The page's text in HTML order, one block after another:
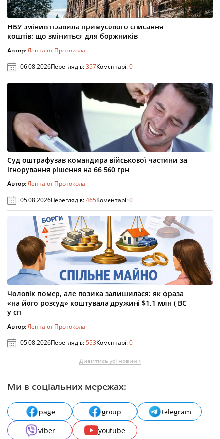
НБУ змінив правила примусового списання
коштів: що зміниться для боржників
Автор:Лента от Протокола
06.08.2026Переглядів:357Коментарі:0
Суд оштрафував командира військової частини за
ігнорування рішення на 66 560 грн
Автор:Лента от Протокола
05.08.2026Переглядів:465Коментарі:0
Чоловік помер, але позика залишилася: як фраза
«на його розсуд» коштувала дружині $1,1 млн ( ВС
у сп
Автор:Лента от Протокола
05.08.2026Переглядів:553Коментарі:0
Дивитись усі новини
Ми в соціальних мережах:
page group
telegram
viber
youtube